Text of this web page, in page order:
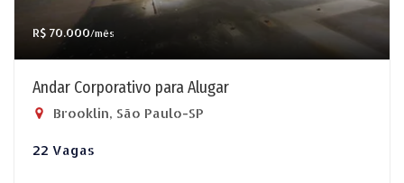
R$ 70.000/mês
Andar Corporativo para Alugar
Brooklin, São Paulo-SP
22 Vagas